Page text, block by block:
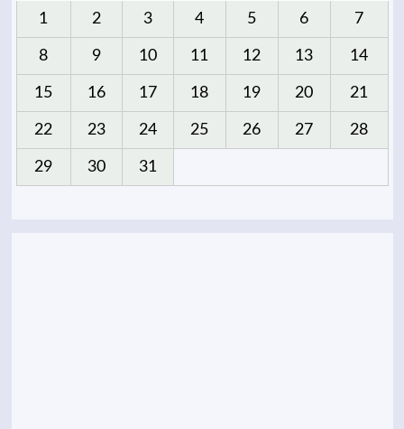
1 2 3 4 5 6 7
8 9 10 11 12 13 14
15 16 17 18 19 20 21
22 23 24 25 26 27 28
29 30 31